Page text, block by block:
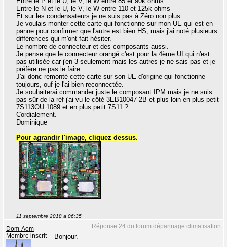
Entre le N et le U, le V, le W entre 110 et 125k ohms
Et sur les condensateurs je ne suis pas à Zéro non plus.
Je voulais monter cette carte qui fonctionne sur mon UE qui est en
panne pour confirmer que l'autre est bien HS, mais j'ai noté plusieurs
différences qui m'ont fait hésiter.
Le nombre de connecteur et des composants aussi.
Je pense que le connecteur orangé c'est pour la 4ème UI qui n'est
pas utilisée car j'en 3 seulement mais les autres je ne sais pas et je
préfère ne pas le faire.
J'ai donc remonté cette carte sur son UE d'origine qui fonctionne
toujours, ouf je l'ai bien reconnectée.
Je souhaiterai commander juste le composant IPM mais je ne suis
pas sûr de la réf j'ai vu le côté 3EB10047-2B et plus loin en plus petit
7S113OU 1089 et en plus petit 7S11 ?
Cordialement.
Dominique
Pour agrandir l'image, cliquez dessus.
11 septembre 2018 à 06:35
Réponse 24 du forum dépannage climatisation
Dom-Aom
Membre inscrit
Bonjour.